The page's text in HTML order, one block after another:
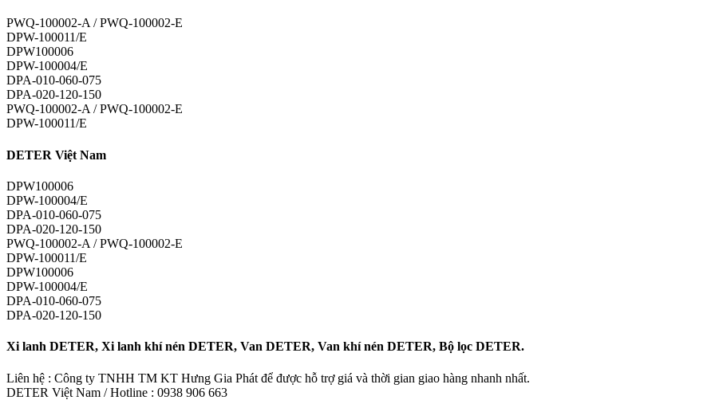
PWQ-100002-A / PWQ-100002-E
DPW-100011/E
DPW100006
DPW-100004/E
DPA-010-060-075
DPA-020-120-150
PWQ-100002-A / PWQ-100002-E
DPW-100011/E
DETER Việt Nam
DPW100006
DPW-100004/E
DPA-010-060-075
DPA-020-120-150
PWQ-100002-A / PWQ-100002-E
DPW-100011/E
DPW100006
DPW-100004/E
DPA-010-060-075
DPA-020-120-150
Xi lanh DETER, Xi lanh khí nén DETER, Van DETER, Van khí nén DETER, Bộ lọc DETER.
Liên hệ : Công ty TNHH TM KT Hưng Gia Phát để được hỗ trợ giá và thời gian giao hàng nhanh nhất.
DETER Việt Nam / Hotline : 0938 906 663